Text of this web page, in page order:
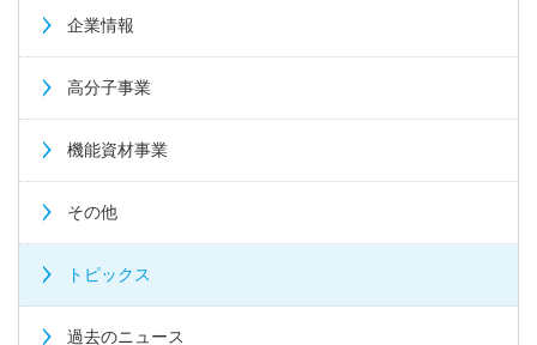
企業情報
高分子事業
機能資材事業
その他
トピックス
過去のニュース